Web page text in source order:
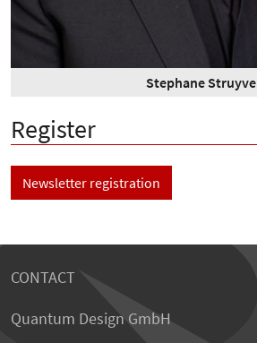
Stephane Struyve
Register
Newsletter registration
CONTACT
Quantum Design GmbH